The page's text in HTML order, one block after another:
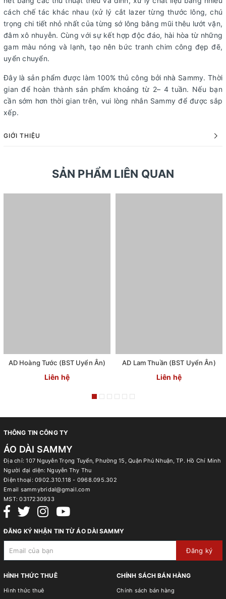
cách chế tác khác nhau (xử lý cắt lazer từng thước lông, chú
trọng chi tiết nhỏ nhất của từng sớ lông bằng mũi thêu lướt vặn,
đâm xô nhuyễn. Cùng với sự kết hợp độc đáo, hài hòa từ những
gam màu nóng và lạnh, tạo nên bức tranh chim công đẹp đẽ,
uyển chuyển.
Đây là sản phẩm được làm 100% thủ công bởi nhà Sammy. Thời
gian để hoàn thành sản phẩm khoảng từ 2– 4 tuần. Nếu bạn
cần sớm hơn thời gian trên, vui lòng nhắn Sammy để được sắp
xếp.
GIỚI THIỆU
SẢN PHẨM LIÊN QUAN
AD Hoàng Tước (BST Uyển Ân)
Liên hệ
AD Lam Thuần (BST Uyển Ân)
Liên hệ
THÔNG TIN CÔNG TY
ÁO DÀI SAMMY
Địa chỉ: 107 Nguyễn Trọng Tuyển, Phường 15, Quận Phú Nhuận, TP. Hồ Chí Minh
Người đại diện: Nguyễn Thy Thu
Điện thoại: 0902.310.118 - 0968.095.302
Email sammybridal@gmail.com
MST:0317230933
ĐĂNG KÝ NHẬN TIN TỪ ÁO DÀI SAMMY
Đăng ký
HÌNH THỨC THUÊ
Hình thức thuê
CHÍNH SÁCH BÁN HÀNG
Chính sách bán hàng